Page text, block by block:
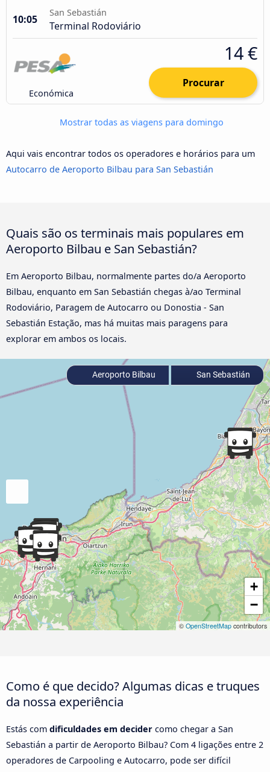
10:05
San Sebastián
Terminal Rodoviário
Económica
14 €
Procurar
Mostrar todas as viagens para domingo
Aqui vais encontrar todos os operadores e horários para um
Autocarro de Aeroporto Bilbau para San Sebastián
Quais são os terminais mais populares em
Aeroporto Bilbau e San Sebastián?
Em Aeroporto Bilbau, normalmente partes do/a Aeroporto
Bilbau, enquanto em San Sebastián chegas à/ao Terminal
Rodoviário, Paragem de Autocarro ou Donostia - San
Sebastián Estação, mas há muitas mais paragens para
explorar em ambos os locais.
+
−
© OpenStreetMap contributors
Aeroporto Bilbau San Sebastián
Como é que decido? Algumas dicas e truques
da nossa experiência
Estás com dificuldades em decider como chegar a San
Sebastián a partir de Aeroporto Bilbau? Com 4 ligações entre 2
operadores de Carpooling e Autocarro, pode ser difícil